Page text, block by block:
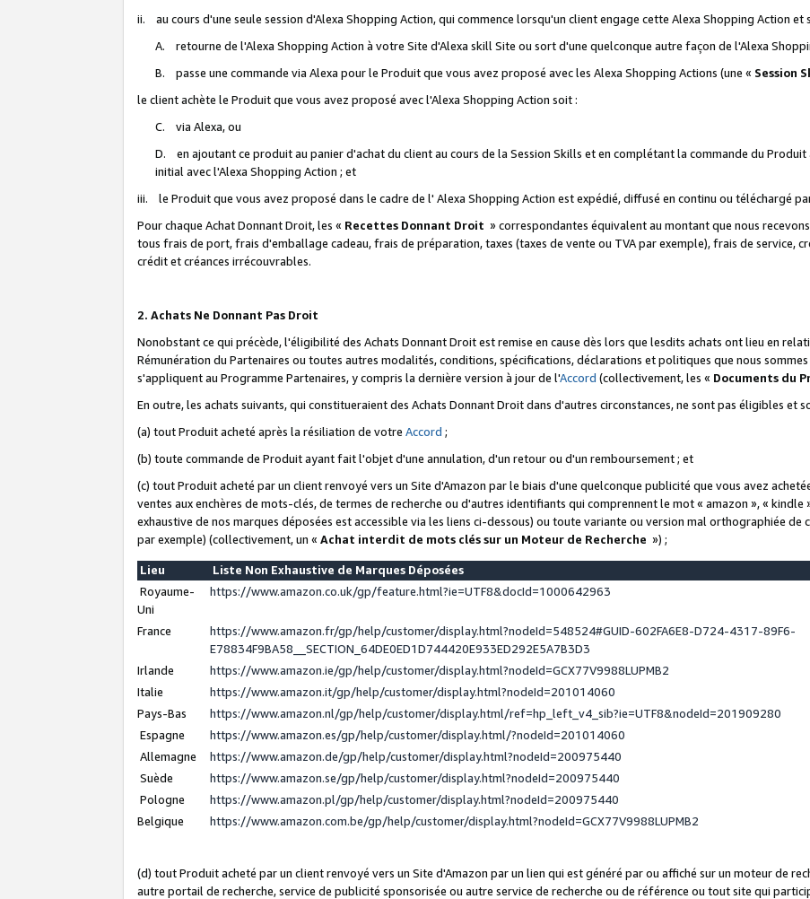
ii. au cours d'une seule session d'Alexa Shopping Action, qui commence lorsqu'un client engage cette Alexa Shopping Action et
A. retourne de l'Alexa Shopping Action à votre Site d'Alexa skill Site ou sort d'une quelconque autre façon de l'Alexa
B. passe une commande via Alexa pour le Produit que vous avez proposé avec les Alexa Shopping Actions (une « Session
le client achète le Produit que vous avez proposé avec l'Alexa Shopping Action soit :
C. via Alexa, ou
D. en ajoutant ce produit au panier d'achat du client au cours de la Session Skills et en complétant la commande du
initial avec l'Alexa Shopping Action ; et
iii. le Produit que vous avez proposé dans le cadre de l' Alexa Shopping Action est expédié, diffusé en continu ou téléchargé
Pour chaque Achat Donnant Droit, les « Recettes Donnant Droit » correspondantes équivalent au montant que nous
tous frais de port, frais d'emballage cadeau, frais de préparation, taxes (taxes de vente ou TVA par exemple), frais de service,
crédit et créances irrécouvrables.
2. Achats Ne Donnant Pas Droit
Nonobstant ce qui précède, l'éligibilité des Achats Donnant Droit est remise en cause dès lors que lesdits achats ont lieu en
Rémunération du Partenaires ou toutes autres modalités, conditions, spécifications, déclarations et politiques que nous
s'appliquent au Programme Partenaires, y compris la dernière version à jour de l'Accord (collectivement, les « Documents du
En outre, les achats suivants, qui constitueraient des Achats Donnant Droit dans d'autres circonstances, ne sont pas éligibles et
(a) tout Produit acheté après la résiliation de votre Accord ;
(b) toute commande de Produit ayant fait l'objet d'une annulation, d'un retour ou d'un remboursement ; et
(c) tout Produit acheté par un client renvoyé vers un Site d'Amazon par le biais d'une quelconque publicité que vous avez
ventes aux enchères de mots-clés, de termes de recherche ou d'autres identifiants qui comprennent le mot « amazon », «
exhaustive de nos marques déposées est accessible via les liens ci-dessous) ou toute variante ou version mal orthographiée de
par exemple) (collectivement, un « Achat interdit de mots clés sur un Moteur de Recherche ») ;
Lieu
Liste Non Exhaustive de Marques Déposées
Royaume-
Uni
https://www.amazon.co.uk/gp/feature.html?ie=UTF8&docId=1000642963
France
https://www.amazon.fr/gp/help/customer/display.html?nodeId=548524#GUID-602FA6E8-D724-4317-89F6-
E78834F9BA58__SECTION_64DE0ED1D744420E933ED292E5A7B3D3
Irlande
https://www.amazon.ie/gp/help/customer/display.html?nodeId=GCX77V9988LUPMB2
Italie
https://www.amazon.it/gp/help/customer/display.html?nodeId=201014060
Pays-Bas
https://www.amazon.nl/gp/help/customer/display.html/ref=hp_left_v4_sib?ie=UTF8&nodeId=201909280
Espagne
https://www.amazon.es/gp/help/customer/display.html/?nodeId=201014060
Allemagne
https://www.amazon.de/gp/help/customer/display.html?nodeId=200975440
Suède
https://www.amazon.se/gp/help/customer/display.html?nodeId=200975440
Pologne
https://www.amazon.pl/gp/help/customer/display.html?nodeId=200975440
Belgique
https://www.amazon.com.be/gp/help/customer/display.html?nodeId=GCX77V9988LUPMB2
(d) tout Produit acheté par un client renvoyé vers un Site d'Amazon par un lien qui est généré par ou affiché sur un moteur de
autre portail de recherche, service de publicité sponsorisée ou autre service de recherche ou de référence ou tout site qui